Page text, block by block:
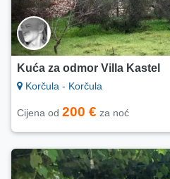
Kuća za odmor Villa Kastel
Korčula - Korčula
Cijena od 200 € za noć